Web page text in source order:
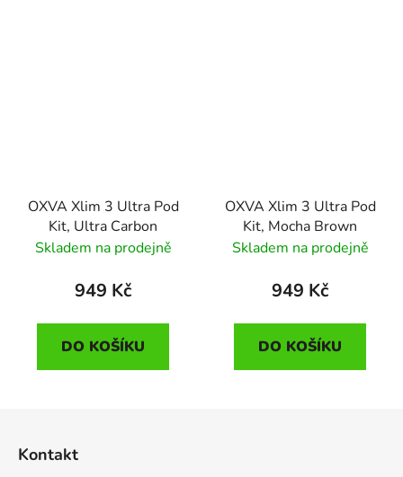
OXVA Xlim 3 Ultra Pod
Kit, Ultra Carbon
Skladem na prodejně
949 Kč
DO KOŠÍKU
OXVA Xlim 3 Ultra Pod
Kit, Mocha Brown
Skladem na prodejně
949 Kč
DO KOŠÍKU
Kontakt